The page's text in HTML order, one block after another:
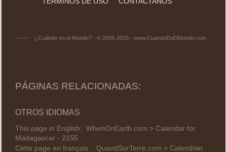
¿Cuándo en el Mundo? - © 2008-2026 - www.CuandoEnElMundo.com
PÁGINAS RELACIONADAS:
OTROS IDIOMAS
This page in English: WhenOnEarth.com > Calendar for
Madagascar - 2155
Cette page en français : QuandSurTerre.com > Calendrier